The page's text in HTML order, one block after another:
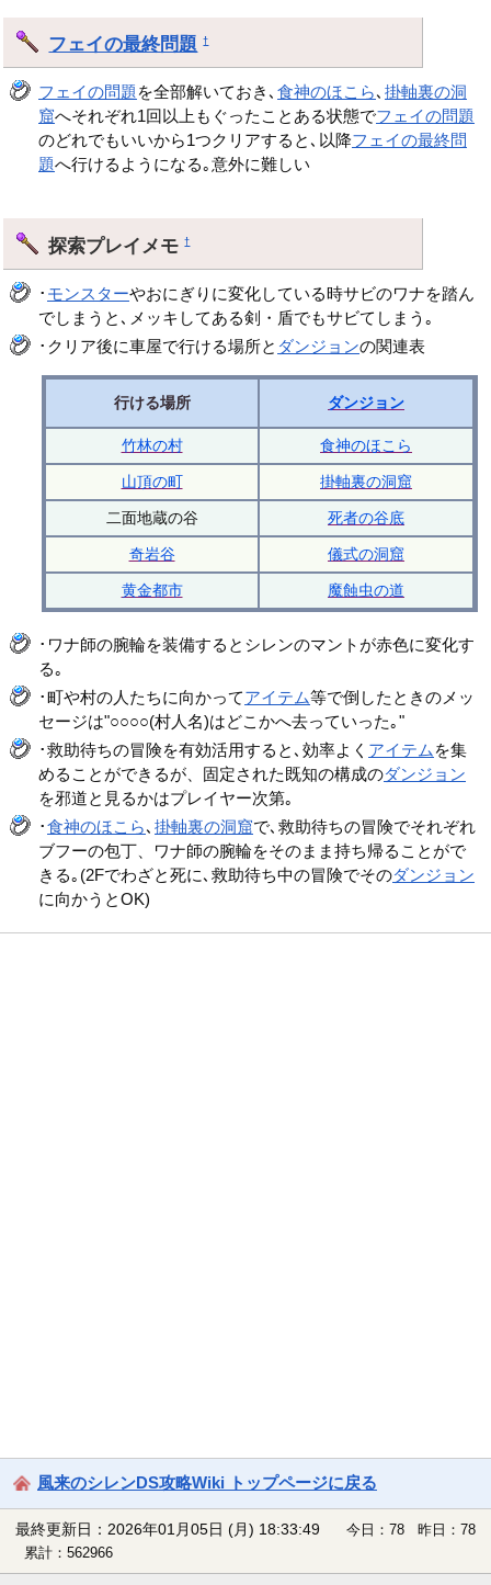
フェイの最終問題 †
フェイの問題 を全部解いておき､食神のほこら､掛軸裏の洞
窟へそれぞれ1回以上もぐったことある状態でフェイの問題
のどれでもいいから1つクリアすると､以降フェイの最終問
題へ行けるようになる｡意外に難しい
探索プレイメモ†
･ モンスターやおにぎりに変化している時サビのワナを踏ん
でしまうと､メッキしてある剣・盾でもサビてしまう｡
･クリア後に車屋で行ける場所と ダンジョンの関連表
行ける場所 ダンジョン
竹林の村 食神のほこら
山頂の町 掛軸裏の洞窟
二面地蔵の谷 死者の谷底
奇岩谷 儀式の洞窟
黄金都市 魔蝕虫の道
･ワナ師の腕輪を装備するとシレンのマントが赤色に変化す
る｡
･町や村の人たちに向かってアイテム等で倒したときのメッ
セージは"○○○○(村人名)はどこかへ去っていった｡"
･救助待ちの冒険を有効活用すると､効率よく アイテム を集
めることができるが、固定された既知の構成のダンジョン
を邪道と見るかはプレイヤー次第｡
･食神のほこら､掛軸裏の洞窟で､救助待ちの冒険でそれぞれ
ブフーの包丁、ワナ師の腕輪をそのまま持ち帰ることがで
きる｡(2Fでわざと死に､救助待ち中の冒険でそのダンジョン
に向かうとOK)
風来のシレンDS攻略Wiki トップページに戻る
最終更新日：2026年01月05日 (月) 18:33:49
今日：78 昨日：78
累計：562966